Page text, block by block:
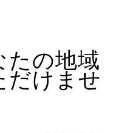
たの地域
だけませ